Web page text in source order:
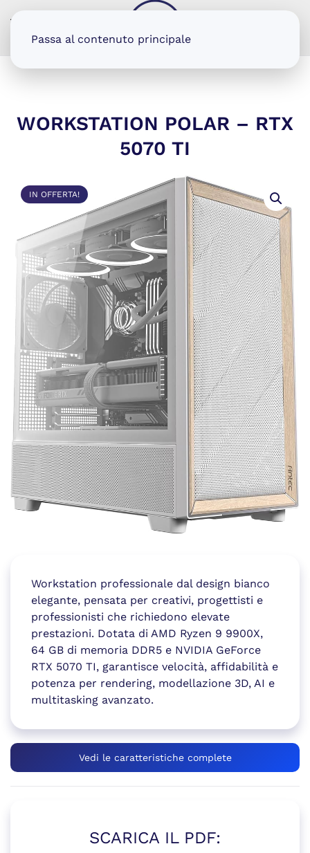
Passa al contenuto principale
WORKSTATION POLAR – RTX
5070 TI
IN OFFERTA!
Workstation professionale dal design bianco
elegante, pensata per creativi, progettisti e
professionisti che richiedono elevate
prestazioni. Dotata di AMD Ryzen 9 9900X,
64 GB di memoria DDR5 e NVIDIA GeForce
RTX 5070 TI, garantisce velocità, affidabilità e
potenza per rendering, modellazione 3D, AI e
multitasking avanzato.
Vedi le caratteristiche complete
SCARICA IL PDF: